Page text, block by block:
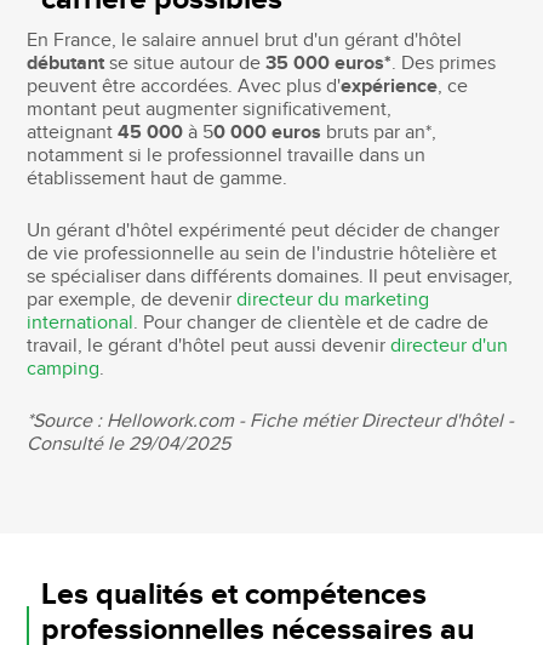
En France, le salaire annuel brut d'un gérant d'hôtel
débutant se situe autour de35 000 euros*. Des primes
peuvent être accordées. Avec plus d'expérience, ce
montant peut augmenter significativement,
atteignant 45 000 à 50 000 euros bruts par an*,
notamment si le professionnel travaille dans un
établissement haut de gamme.
Un gérant d'hôtel expérimenté peut décider de changer
de vie professionnelle au sein de l'industrie hôtelière et
se spécialiser dans différents domaines. Il peut envisager,
par exemple, de devenirdirecteur du marketing
international. Pour changer de clientèle et de cadre de
travail, le gérant d'hôtel peut aussi devenirdirecteur d'un
camping.
*Source : Hellowork.com - Fiche métier Directeur d'hôtel -
Consulté le 29/04/2025
Les qualités et compétences
professionnelles nécessaires au